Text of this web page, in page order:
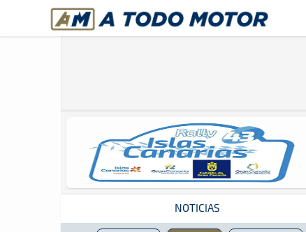
A Todo Motor· Revista del motor desde 1999
NOTICIAS